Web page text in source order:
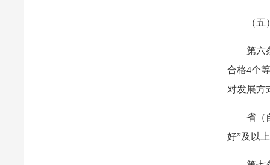
（
第六
合格4个
对发展方
省（
好”及以